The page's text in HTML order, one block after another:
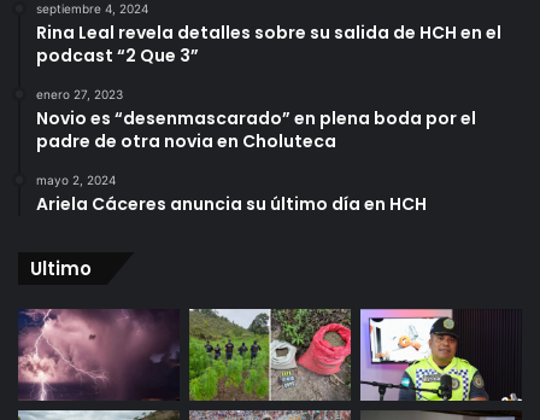
septiembre 4, 2024
Rina Leal revela detalles sobre su salida de HCH en el
podcast “2 Que 3”
enero 27, 2023
Novio es “desenmascarado” en plena boda por el
padre de otra novia en Choluteca
mayo 2, 2024
Ariela Cáceres anuncia su último día en HCH
Ultimo